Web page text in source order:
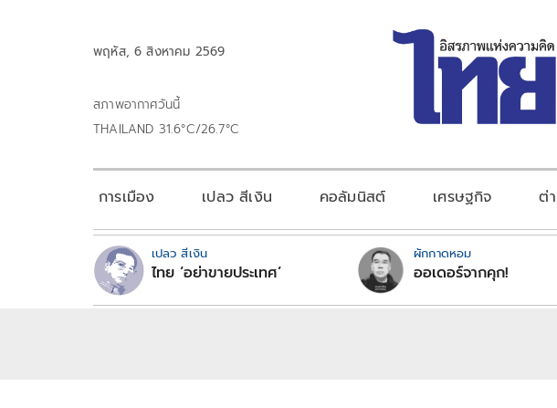
พฤหัส, 6 สิงหาคม 2569
สภาพอากาศวันนี้
THAILAND 31.6°C/26.7°C
การเมือง เปลว สีเงิน คอลัมนิสต์ เศรษฐกิจ ต่
เปลว สีเงิน
ไทย ‘อย่าขายประเทศ’
ผักกาดหอม
ออเดอร์จากคุก!